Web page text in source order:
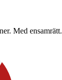
Med ensamrätt.